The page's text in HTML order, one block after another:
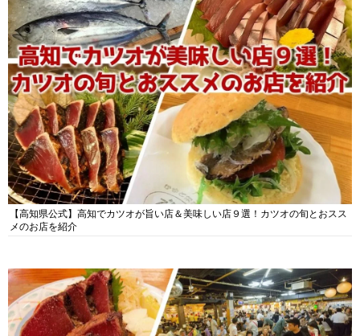
【高知県公式】高知でカツオが旨い店＆美味しい店９選！カツオの旬とおスス
メのお店を紹介